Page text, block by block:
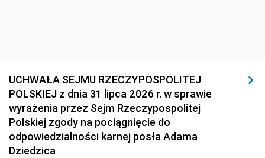
UCHWAŁA SEJMU RZECZYPOSPOLITEJ
POLSKIEJ z dnia 31 lipca 2026 r. w sprawie
wyrażenia przez Sejm Rzeczypospolitej
Polskiej zgody na pociągnięcie do
odpowiedzialności karnej posła Adama
Dziedzica